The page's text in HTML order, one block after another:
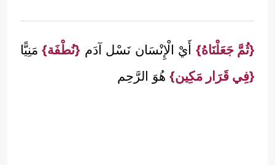
{ثُمَّ جَعَلْنَاهُ} أَيْ الْإِنْسَان نَسْل آدَم {نُطْفَة}مَنِيًّا
{فِي قَرَار مَكِين} هُوَ الرَّحِم